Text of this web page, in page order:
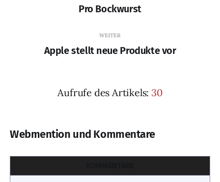
Pro Bockwurst
WEITER
Apple stellt neue Produkte vor
Aufrufe des Artikels: 30
Webmention und Kommentare